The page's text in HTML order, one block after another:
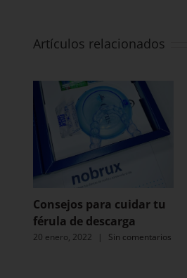
Artículos relacionados
Consejos para cuidar tu
férula de descarga
20 enero, 2022 | Sin comentarios